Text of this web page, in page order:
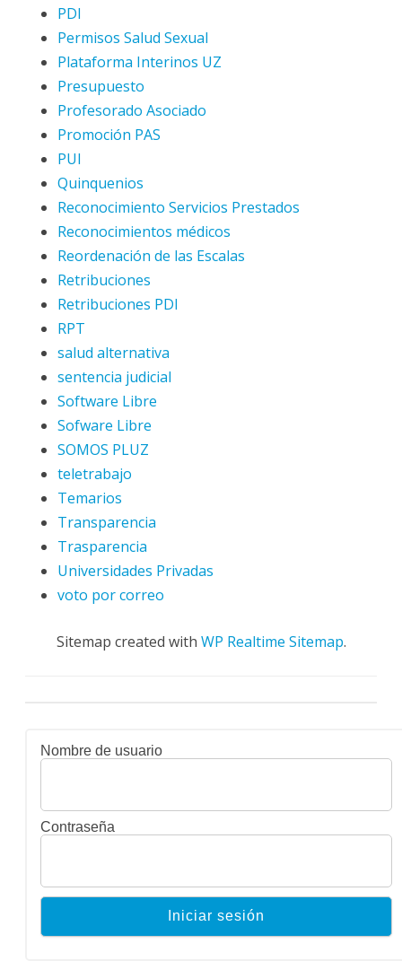
PDI
Permisos Salud Sexual
Plataforma Interinos UZ
Presupuesto
Profesorado Asociado
Promoción PAS
PUI
Quinquenios
Reconocimiento Servicios Prestados
Reconocimientos médicos
Reordenación de las Escalas
Retribuciones
Retribuciones PDI
RPT
salud alternativa
sentencia judicial
Software Libre
Sofware Libre
SOMOS PLUZ
teletrabajo
Temarios
Transparencia
Trasparencia
Universidades Privadas
voto por correo
Sitemap created with WP Realtime Sitemap.
Nombre de usuario
Contraseña